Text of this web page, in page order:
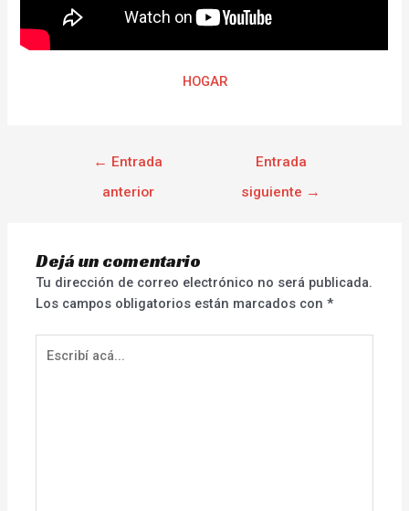
HOGAR
← Entrada
anterior
Entrada
siguiente →
Dejá un comentario
Tu dirección de correo electrónico no será publicada.
Los campos obligatorios están marcados con*
acá...